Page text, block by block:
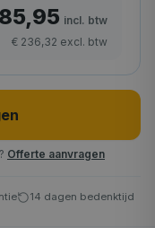
incl. btw
€ 236,32 excl. btw
Offerte aanvragen
14 dagen bedenktijd